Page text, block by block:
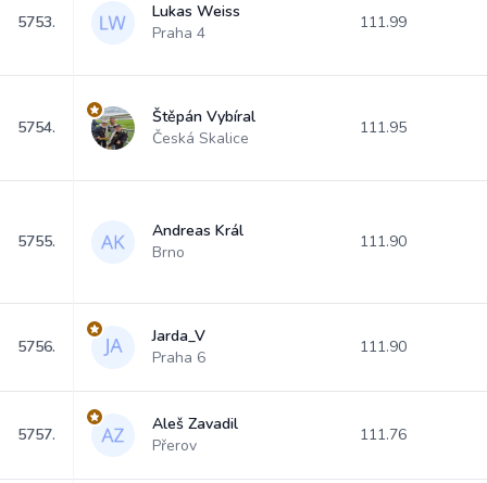
5753.
Lukas Weiss
Praha 4
111.99
5754.
Štěpán Vybíral
Česká Skalice
111.95
5755.
Andreas Král
Brno
111.90
5756.
Jarda_V
Praha 6
111.90
5757.
Aleš Zavadil
Přerov
111.76